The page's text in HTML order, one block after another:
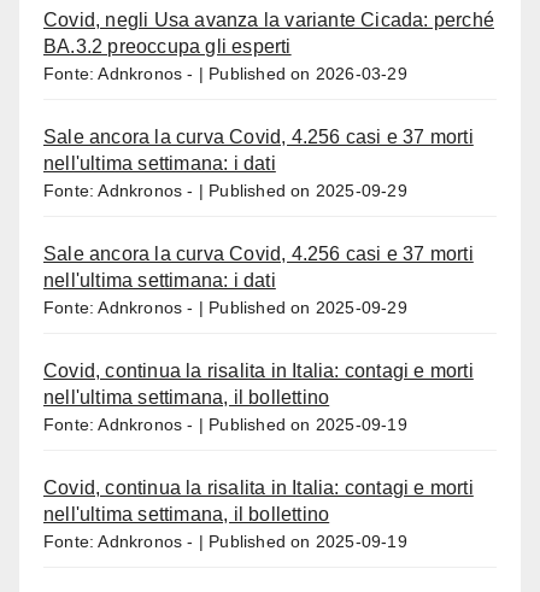
Covid, negli Usa avanza la variante Cicada: perché
BA.3.2 preoccupa gli esperti
Fonte: Adnkronos - Published on 2026-03-29
Sale ancora la curva Covid, 4.256 casi e 37 morti
nell'ultima settimana: i dati
Fonte: Adnkronos - Published on 2025-09-29
Sale ancora la curva Covid, 4.256 casi e 37 morti
nell'ultima settimana: i dati
Fonte: Adnkronos - Published on 2025-09-29
Covid, continua la risalita in Italia: contagi e morti
nell'ultima settimana, il bollettino
Fonte: Adnkronos - Published on 2025-09-19
Covid, continua la risalita in Italia: contagi e morti
nell'ultima settimana, il bollettino
Fonte: Adnkronos - Published on 2025-09-19